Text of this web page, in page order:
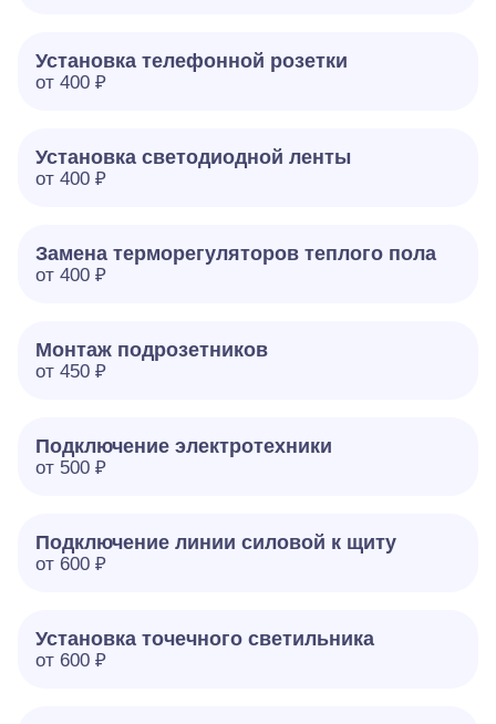
Установка телефонной розетки
от 400 ₽
Установка светодиодной ленты
от 400 ₽
Замена терморегуляторов теплого пола
от 400 ₽
Монтаж подрозетников
от 450 ₽
Подключение электротехники
от 500 ₽
Подключение линии силовой к щиту
от 600 ₽
Установка точечного светильника
от 600 ₽